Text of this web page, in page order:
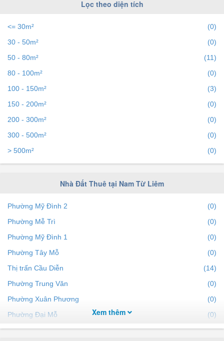
Lọc theo diện tích
<= 30m²
(0)
30 - 50m²
(0)
50 - 80m²
(11)
80 - 100m²
(0)
100 - 150m²
(3)
150 - 200m²
(0)
200 - 300m²
(0)
300 - 500m²
(0)
> 500m²
(0)
Nhà Đất Thuê tại Nam Từ Liêm
Phường Mỹ Đình 2
(0)
Phường Mễ Trì
(0)
Phường Mỹ Đình 1
(0)
Phường Tây Mỗ
(0)
Thị trấn Cầu Diễn
(14)
Phường Trung Văn
(0)
Phường Xuân Phương
(0)
Phường Đại Mỗ
(0)
Phường Phú Đô
(0)
Xem thêm